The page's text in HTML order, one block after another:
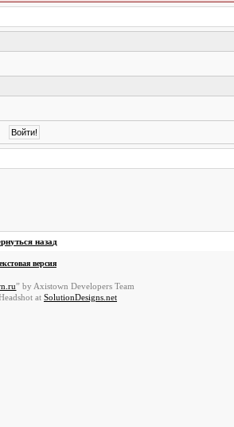
назад
версия
” by Axistown Developers Team
at SolutionDesigns.net